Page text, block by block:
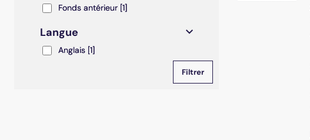
Fonds antérieur
Fonds antérieur [1]
Langue
AnglaisAnglais [1]